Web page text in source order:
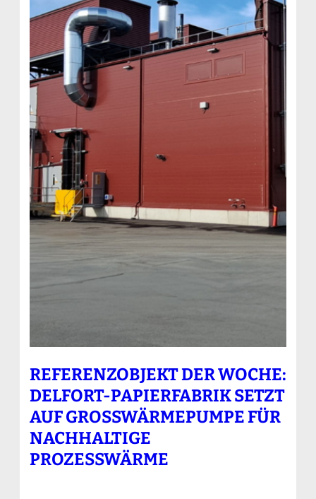
REFERENZOBJEKT DER WOCHE:
DELFORT-PAPIERFABRIK SETZT
AUF GROSSWÄRMEPUMPE FÜR N
ACHHALTIGE P
ROZESSWÄRME